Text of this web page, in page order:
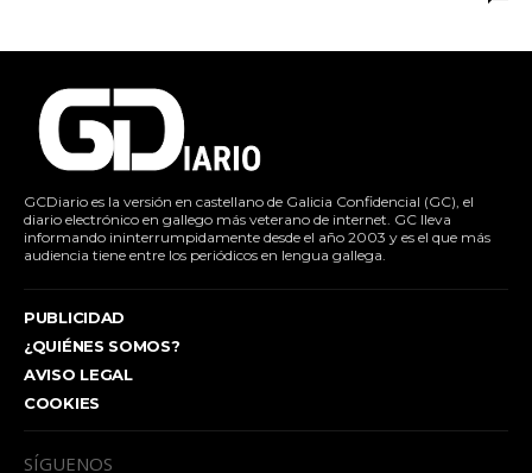
GCDiario es la versión en castellano de Galicia Confidencial (GC), el
diario electrónico en gallego más veterano de internet. GC lleva
informando ininterrumpidamente desde el año 2003 y es el que más
audiencia tiene entre los periódicos en lengua gallega.
PUBLICIDAD
¿QUIÉNES SOMOS?
AVISO LEGAL
COOKIES
SÍGUENOS